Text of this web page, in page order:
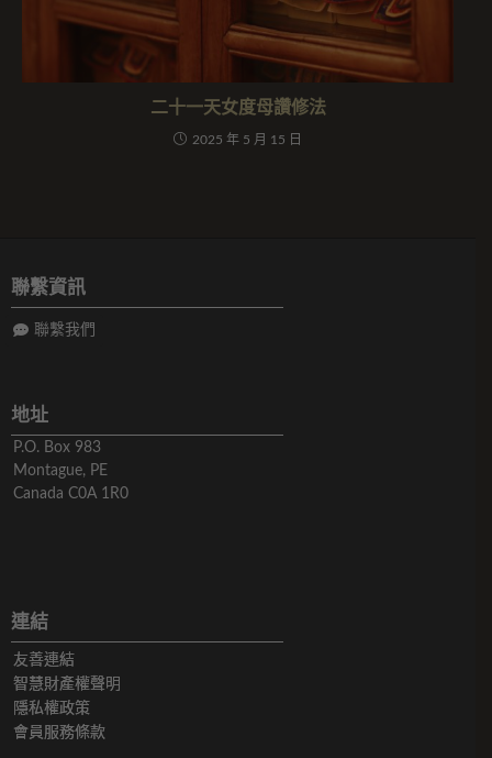
二十一天女度母讚修法
2025 年 5 月 15 日
聯繫資訊
聯繫我們
地址
P.O. Box 983
Montague, PE
Canada C0A 1R0
連結
友善連結
智慧財產權聲明
隱私權政策
會員服務條款